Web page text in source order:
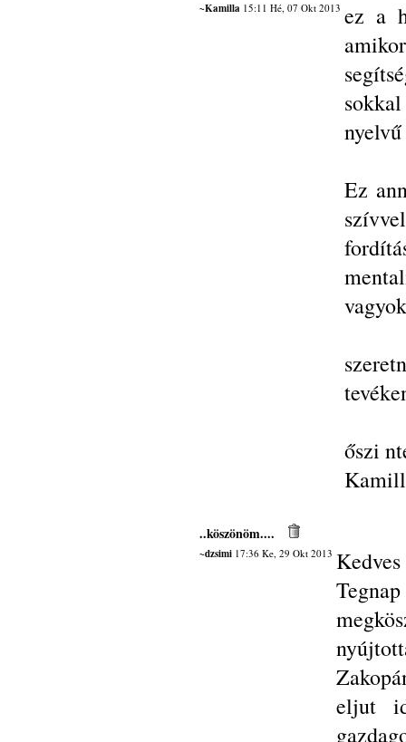
~Kamilla 15:11 Hé, 07 Okt 2013 ez a
Ez
őszi
..köszönöm....
~dzsimi 17:36 Ke, 29 Okt 2013
eljut